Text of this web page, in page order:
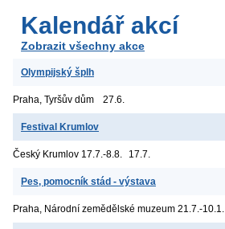
Kalendář akcí
Zobrazit všechny akce
Olympijský šplh
Praha, Tyršův dům 27.6.
Festival Krumlov
Český Krumlov 17.7.-8.8. 17.7.
Pes, pomocník stád - výstava
Praha, Národní zemědělské muzeum 21.7.-10.1.